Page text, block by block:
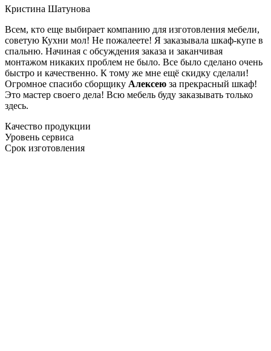
Кристина Шатунова
Всем, кто еще выбирает компанию для изготовления мебели,
советую Кухни мол! Не пожалеете! Я заказывала шкаф-купе в
спальню. Начиная с обсуждения заказа и заканчивая
монтажом никаких проблем не было. Все было сделано очень
быстро и качественно. К тому же мне ещё скидку сделали!
Огромное спасибо сборщику Алексею за прекрасный шкаф!
Это мастер своего дела! Всю мебель буду заказывать только
здесь.
Качество продукции
Уровень сервиса
Срок изготовления